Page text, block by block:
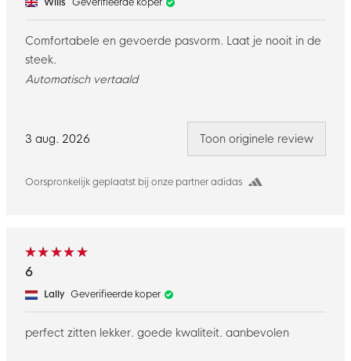
3 aug. 2026
Oorspronkelijk geplaatst bij onze partner adidas
Comfortabele en gevoerde pasvorm. Laat je nooit in de
steek.
Automatisch vertaald
Toon originele review
6
Lally Geverifieerde koper
perfect zitten lekker. goede kwaliteit. aanbevolen